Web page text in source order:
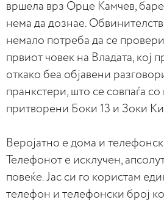
вршела врз Орце Камчев,
нема да дознае.
немало потреба да се
првиот човек на Владата, кој
откако беа објавени
пранкстери, што се совпаѓа
притворени Боки 13 и Зоки
Веројатно е дома и
Телефонот е исклучен,
повеќе. Јас си го користам
телефон и телефонски број